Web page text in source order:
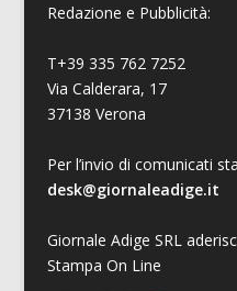
Redazione e Pubblicità:
T+39 335 762 7252
Via Calderara, 17
37138 Verona
Per l’invio di comunicati
desk@giornaleadige.it
Giornale Adige SRL
Stampa On Line